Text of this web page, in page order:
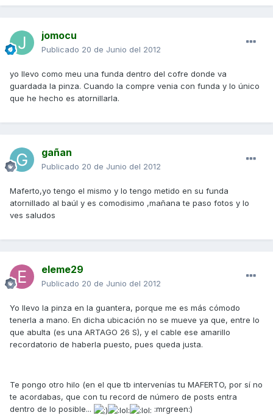
jomocu
Publicado 20 de Junio del 2012
yo llevo como meu una funda dentro del cofre donde va
guardada la pinza. Cuando la compre venia con funda y lo único
que he hecho es atornillarla.
gañan
Publicado 20 de Junio del 2012
Maferto,yo tengo el mismo y lo tengo metido en su funda
atornillado al baúl y es comodisimo ,mañana te paso fotos y lo
ves saludos
eleme29
Publicado 20 de Junio del 2012
Yo llevo la pinza en la guantera, porque me es más cómodo
tenerla a mano. En dicha ubicación no se mueve ya que, entre lo
que abulta (es una ARTAGO 26 S), y el cable ese amarillo
recordatorio de haberla puesto, pues queda justa.
Te pongo otro hilo (en el que tb intervenías tu MAFERTO, por sí no
te acordabas, que con tu record de número de posts entra
dentro de lo posible...
:mrgreen:)